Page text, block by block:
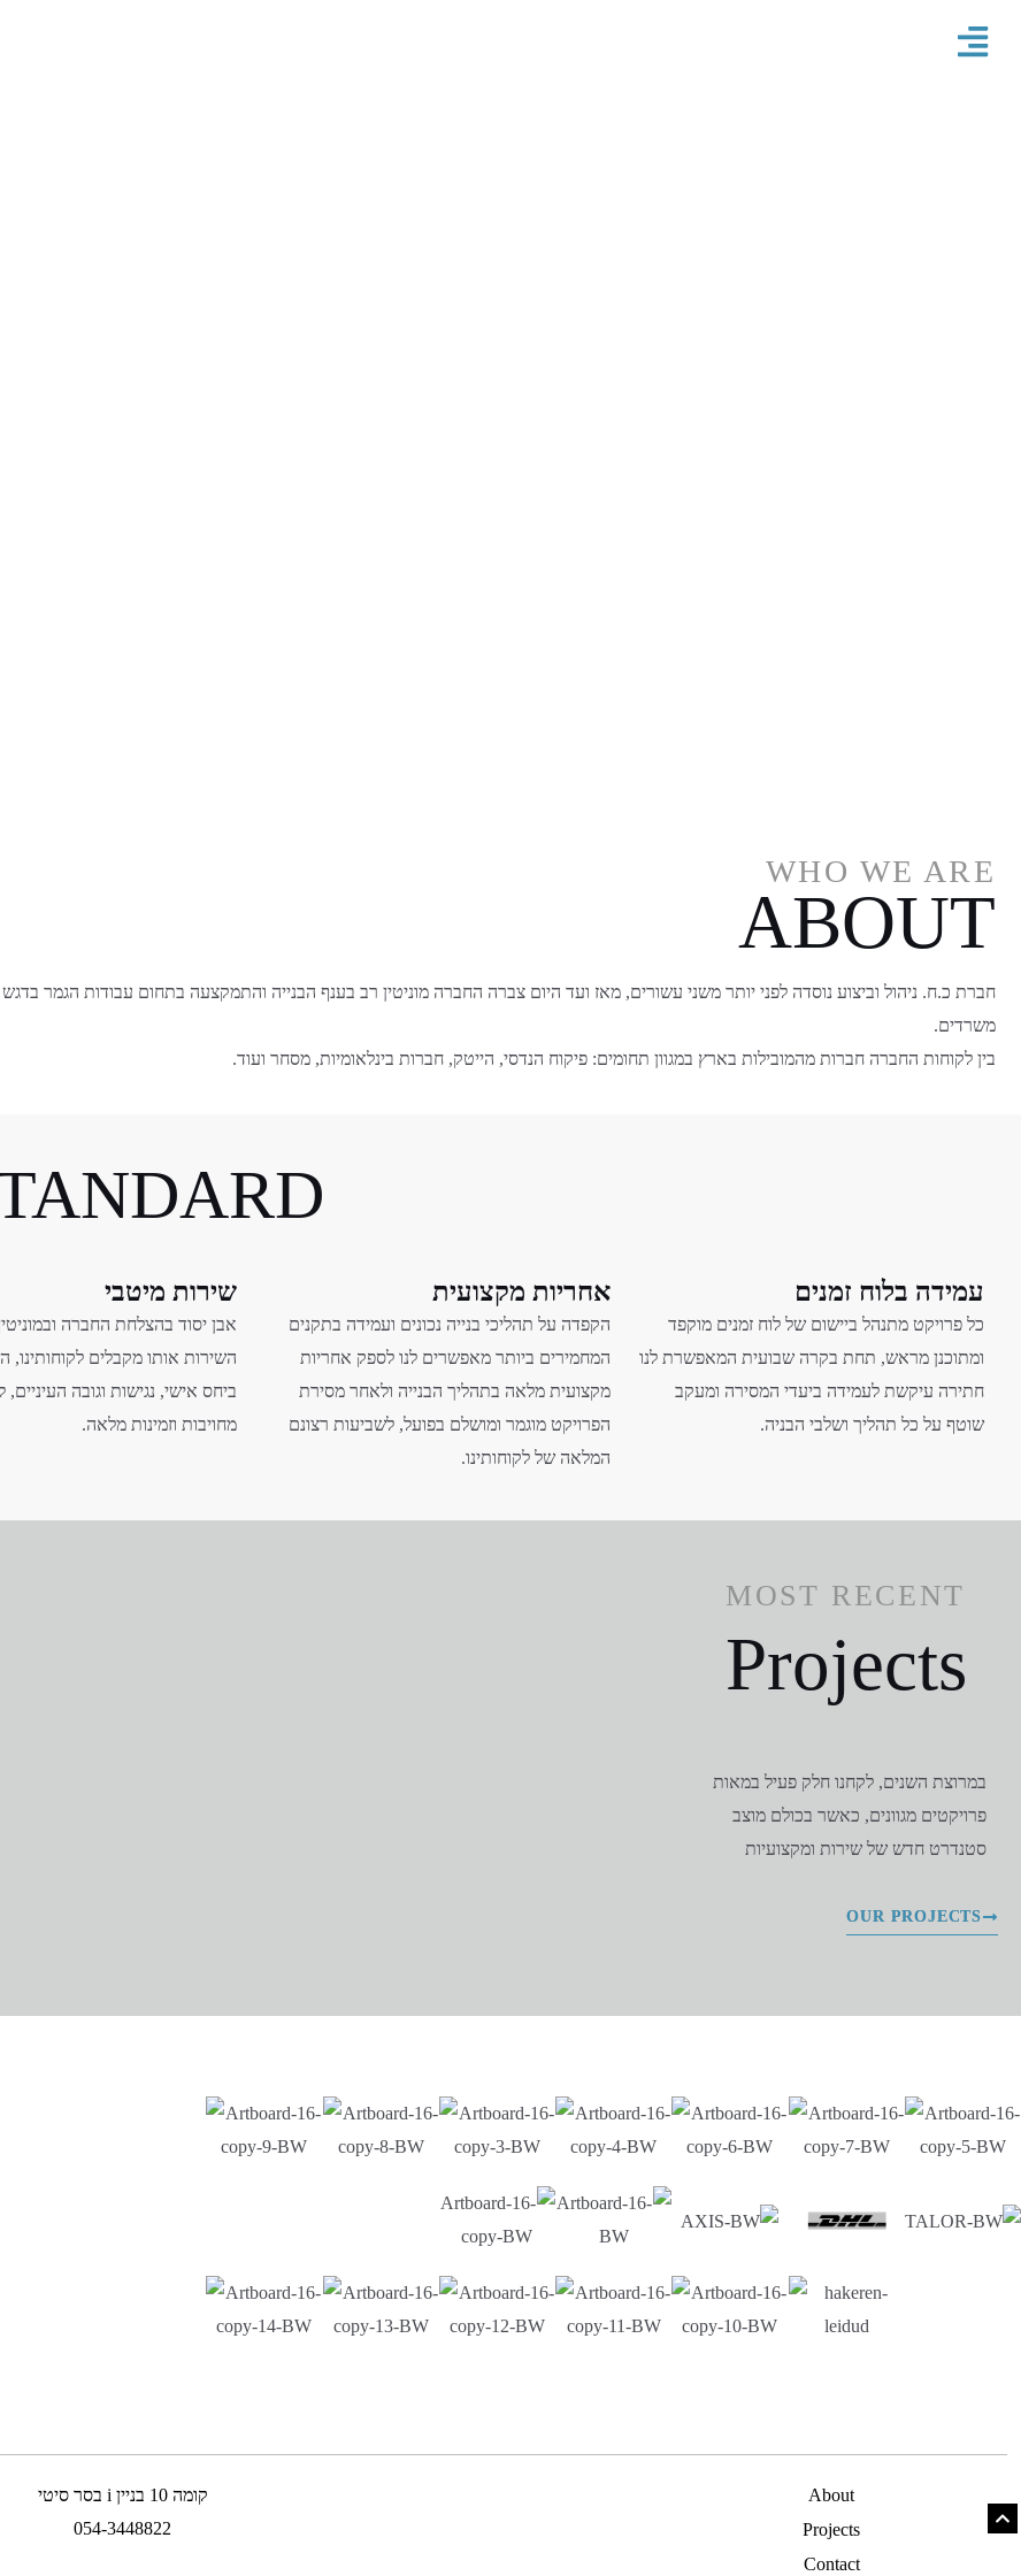
לתוכן
WHO WE ARE
ABOUT
חברת כ.ח. ניהול וביצוע נוסדה לפני יותר משני עשורים, מאז ועד היום צברה החברה מוניטין רב בענף הבנייה והתמקצעה בתחום עבודות הגמר
משרדים.
בין לקוחות החברה חברות מהמובילות בארץ במגוון תחומים: פיקוח הנדסי, הייטק, חברות בינלאומיות, מסחר ועוד.
עמידה בלוח זמנים
כל פרויקט מתנהל ביישום של לוח זמנים מוקפד
ומתוכנן מראש, תחת בקרה שבועית המאפשרת לנו
חתירה עיקשת לעמידה ביעדי המסירה ומעקב
שוטף על כל תהליך ושלבי הבניה.
אחריות מקצועית
הקפדה על תהליכי בנייה נכונים ועמידה בתקנים
המחמירים ביותר מאפשרים לנו לספק אחריות
מקצועית מלאה בתהליך הבנייה ולאחר מסירת
הפרויקט מוגמר ומושלם בפועל, לשביעות רצונם
המלאה של לקוחותינו.
שירות מיטבי
אבן יסוד בהצלחת החברה
השירות אותו מקבלים
ביחס אישי, נגישות וגובה
מחויבות וזמינות מלאה.
MOST RECENT
Projects
במרוצת השנים, לקחנו חלק פעיל במאות
פרויקטים מגוונים, כאשר בכולם מוצב
סטנדרט חדש של שירות ומקצועיות
OUR PROJECTS
About
Projects
Contact
קומה 10 בניין i בסר סיטי
054-3448822